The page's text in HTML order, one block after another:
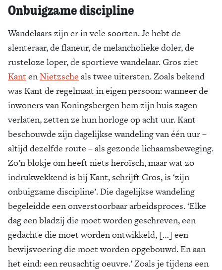
Onbuigzame discipline
Wandelaars zijn er in vele soorten. Je hebt de
slenteraar, de flaneur, de melancholieke doler, de
rusteloze loper, de sportieve wandelaar. Gros ziet
Kant enNietzsche als twee uitersten. Zoals bekend
was Kant de regelmaat in eigen persoon: wanneer de
inwoners van Koningsbergen hem zijn huis zagen
verlaten, zetten ze hun horloge op acht uur. Kant
beschouwde zijn dagelijkse wandeling van één uur –
altijd dezelfde route – als gezonde lichaamsbeweging.
Zo’n blokje om heeft niets heroïsch, maar wat zo
indrukwekkend is bij Kant, schrijft Gros, is ‘zijn
onbuigzame discipline’. Die dagelijkse wandeling
begeleidde een onverstoorbaar arbeidsproces. ‘Elke
dag een bladzij die moet worden geschreven, een
gedachte die moet worden ontwikkeld, […] een
bewijsvoering die moet worden opgebouwd. En aan
het eind: een reusachtig oeuvre.’ Zoals je tijdens een